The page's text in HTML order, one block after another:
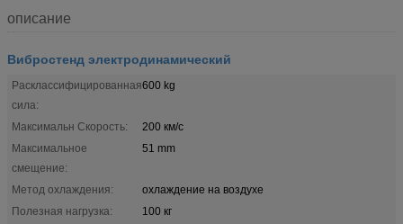
описание
Вибростенд электродинамический
Расклассифицированная
сила:
600 kg
Максимальн Скорость:
200 км/с
Максимальное
смещение:
51 mm
Метод охлаждения:
охлаждение на воздухе
Полезная нагрузка:
100 кг